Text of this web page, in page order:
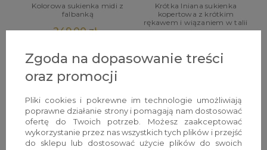
Kolorowa sukienka midi z
falbanką
249,00 zł
Krótka lniana sukienka
kopertowa z krótkim
rękawem i wiązaniem w talii
Zgoda na dopasowanie treści
oraz promocji
Pliki cookies i pokrewne im technologie umożliwiają
poprawne działanie strony i pomagają nam dostosować
ofertę do Twoich potrzeb. Możesz zaakceptować
wykorzystanie przez nas wszystkich tych plików i przejść
do sklepu lub dostosować użycie plików do swoich